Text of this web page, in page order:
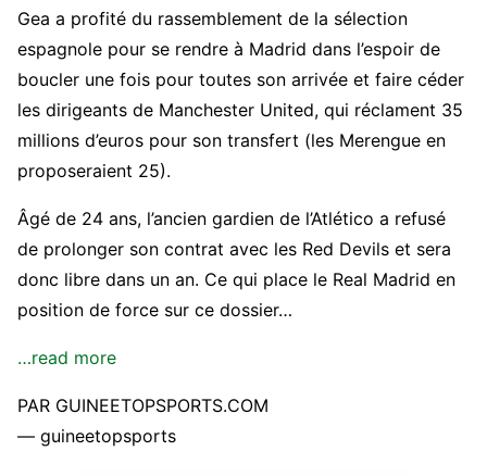
Gea a profité du rassemblement de la sélection
espagnole pour se rendre à Madrid dans l’espoir de
boucler une fois pour toutes son arrivée et faire céder
les dirigeants de Manchester United, qui réclament 35
millions d’euros pour son transfert (les Merengue en
proposeraient 25).
Âgé de 24 ans, l’ancien gardien de l’Atlético a refusé
de prolonger son contrat avec les Red Devils et sera
donc libre dans un an. Ce qui place le Real Madrid en
position de force sur ce dossier…
…read more
PAR GUINEETOPSPORTS.COM
— guineetopsports